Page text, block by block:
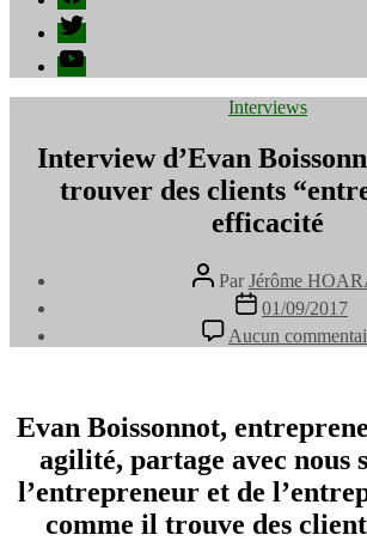
Twitter
YouTube
Catégories
Interviews
Interview d’Evan
trouver des clients
efficacité
Auteur
de
l’article
Par Jérôme
Date
l’article
01/09/2017
Aucun
Evan Boissonnot,
agilité, partage avec nous
l’entrepreneur et de
comme il trouve des